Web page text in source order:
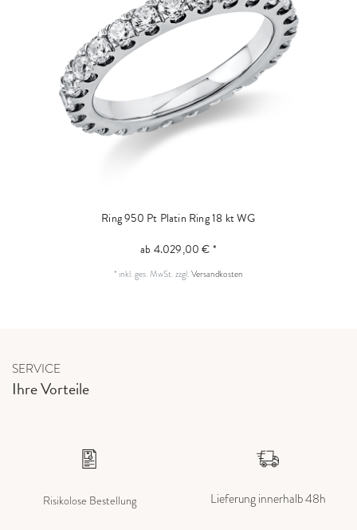
Ring 950 Pt Platin Ring 18 kt WG
ab 4.029,00 € *
* inkl. ges. MwSt.zzgl.Versandkosten
SERVICE
Ihre Vorteile
Risikolose Bestellung Lieferung innerhalb 48h